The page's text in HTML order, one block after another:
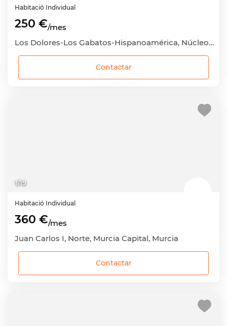
Habitació Individual
250 €/mes
Los Dolores-Los Gabatos-Hispanoamérica, Núcleo Urbano, Cartagena, Murcia
Contactar
1/19
Habitació Individual
360 €/mes
Juan Carlos I, Norte, Murcia Capital, Murcia
Contactar